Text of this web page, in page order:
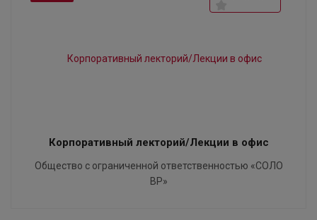
Корпоративный лекторий/Лекции в офис
Общество с ограниченной ответственностью «СОЛО
ВР»